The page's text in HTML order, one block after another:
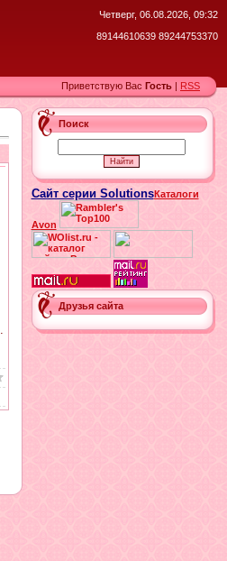
Четверг, 06.08.2026, 09:32
89144610639 89244753370
Приветствую Вас Гость | RSS
Поиск
Сайт серии SolutionsКаталоги
Avon
Друзья сайта